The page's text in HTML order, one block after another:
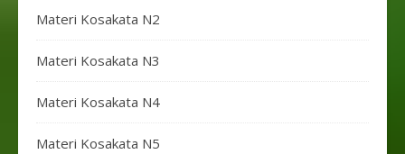
Materi Kosakata N2
Materi Kosakata N3
Materi Kosakata N4
Materi Kosakata N5